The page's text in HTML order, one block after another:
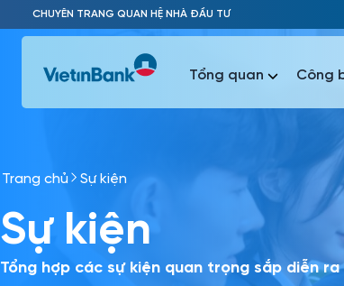
Skip to Main Content
CHUYÊN TRANG QUAN HỆ NHÀ ĐẦU TƯ
Tổng quan Công
Trang chủ Sự kiện
Sự kiện
Tổng hợp các sự kiện quan trọng sắp diễn